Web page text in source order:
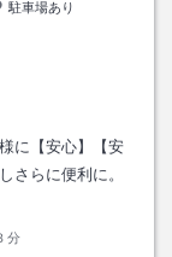
駐車場あり
に【安心】【安
さらに便利に。
分